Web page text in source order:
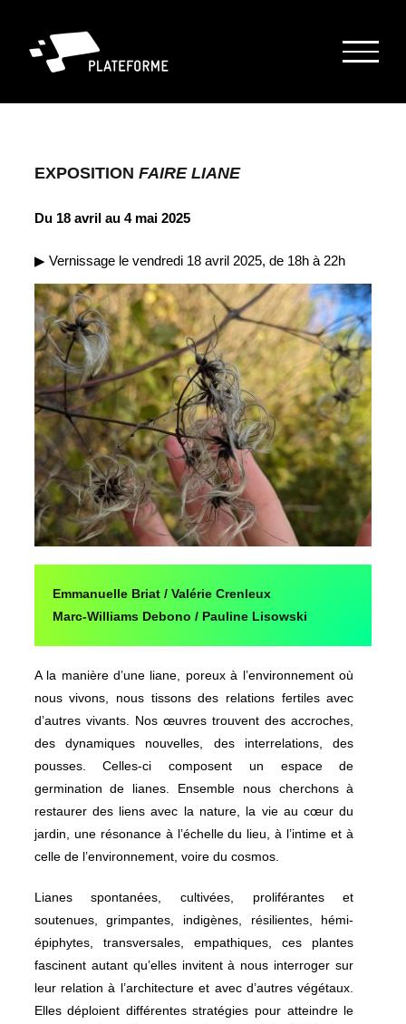
contenu
EXPOSITION FAIRE LIANE
Du 18 avril au 4 mai 2025
▶︎ Vernissage le vendredi 18 avril 2025, de 18h à 22h
Emmanuelle Briat / Valérie Crenleux
Marc-Williams Debono / Pauline Lisowski
A la manière d’une liane, poreux à l’environnement où
nous vivons, nous tissons des relations fertiles avec
d’autres vivants. Nos œuvres trouvent des accroches,
des dynamiques nouvelles, des interrelations, des
pousses. Celles-ci composent un espace de
germination de lianes. Ensemble nous cherchons à
restaurer des liens avec la nature, la vie au cœur du
jardin, une résonance à l’échelle du lieu, à l’intime et à
celle de l’environnement, voire du cosmos.
Lianes spontanées, cultivées, proliférantes et
soutenues, grimpantes, indigènes, résilientes, hémi-
épiphytes, transversales, empathiques, ces plantes
fascinent autant qu’elles invitent à nous interroger sur
leur relation à l’architecture et avec d’autres végétaux.
Elles déploient différentes stratégies pour atteindre le